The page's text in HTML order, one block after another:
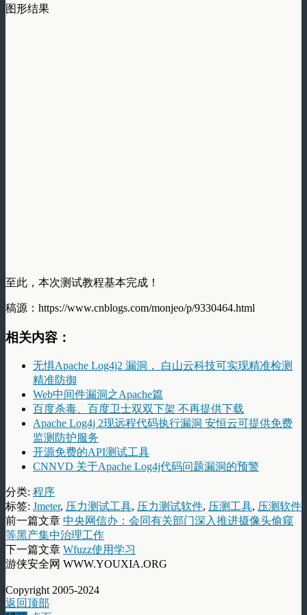
图形结果
至此，本次测试教程基本完成！
稿源：https://www.cnblogs.com/monjeo/p/9330464.html
相关内容：
无惧Apache Log4j2 漏洞， 白山云科技可实现精准检测
精准防御
Web中间件漏洞之Apache篇
百度杀毒、百度卫士双双下架 不再提供下载
Apache Log4j 2现远程代码执行漏洞 安恒云可提供免费
监测防护服务
开源免费的API测试工具
CNNVD 关于Apache Log4j代码问题漏洞的预警
分类: 程序
标签: Jmeter, 压力测试工具, 压力测试软件, 压测工具, 压测软件
前一篇文章 中央网信办：会同有关部门深入推进摄像头偷窥
等黑产集中治理工作
下一篇文章 Wfuzz使用学习
游侠安全网 WWW.YOUXIA.ORG
Copyright 2005-2024
返回顶部